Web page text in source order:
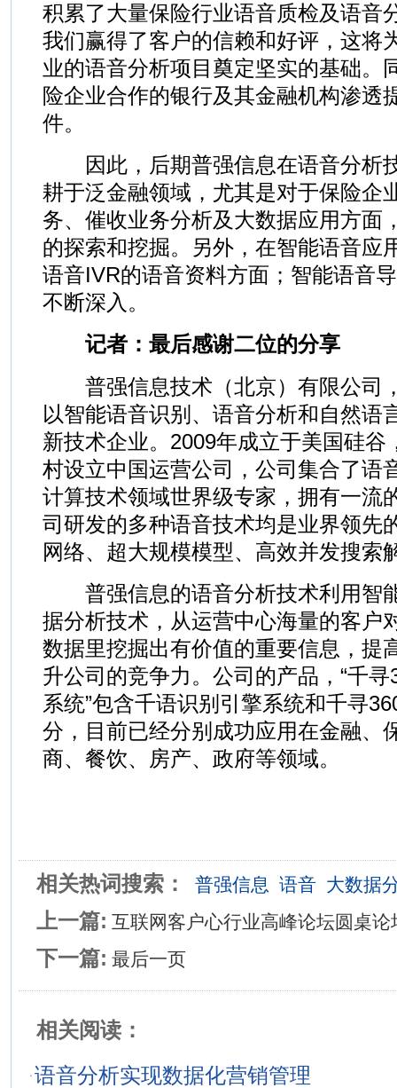
积累了大量保险行业语音质检及语音
我们赢得了客户的信赖和好评，这将
业的语音分析项目奠定坚实的基础。
险企业合作的银行及其金融机构渗透
件。
因此，后期普强信息在语音分析
耕于泛金融领域，尤其是对于保险企
务、催收业务分析及大数据应用方面
的探索和挖掘。另外，在智能语音应
语音IVR的语音资料方面；智能语音
不断深入。
记者：最后感谢二位的分享
普强信息技术（北京）有限公司，
以智能语音识别、语音分析和自然语
新技术企业。2009年成立于美国硅谷
村设立中国运营公司，公司集合了语
计算技术领域世界级专家，拥有一流
司研发的多种语音技术均是业界领先
网络、超大规模模型、高效并发搜索
普强信息的语音分析技术利用智
据分析技术，从运营中心海量的客户
数据里挖掘出有价值的重要信息，提
升公司的竞争力。公司的产品，“千
系统”包含千语识别引擎系统和千寻
分，目前已经分别成功应用在金融、
商、餐饮、房产、政府等领域。
相关热词搜索： 普强信息 语音 大数据
上一篇: 互联网客户心行业高峰论坛圆桌
下一篇: 最后一页
相关阅读：
·语音分析实现数据化营销管理